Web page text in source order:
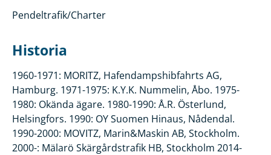
Pendeltrafik/Charter
Historia
1960-1971: MORITZ, Hafendampshibfahrts AG,
Hamburg. 1971-1975: K.Y.K. Nummelin, Åbo. 1975-
1980: Okända ägare. 1980-1990: Å.R. Österlund,
Helsingfors. 1990: OY Suomen Hinaus, Nådendal.
1990-2000: MOVITZ, Marin&Maskin AB, Stockholm.
2000-: Mälarö Skärgårdstrafik HB, Stockholm 2014-